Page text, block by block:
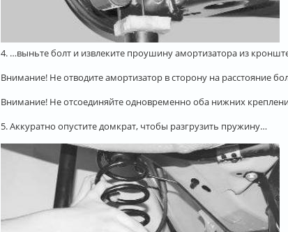
4. …выньте болт и извлеките проушину амортизатора из
Внимание! Не отводите амортизатор в сторону на расстояние
Внимание! Не отсоединяйте одновременно оба нижних
5. Аккуратно опустите домкрат, чтобы разгрузить пружину…